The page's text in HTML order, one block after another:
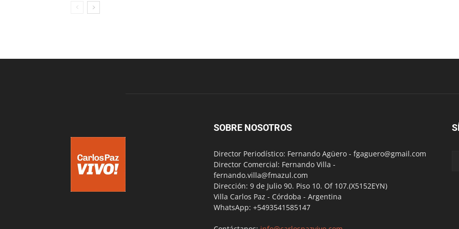
SOBRE NOSOTROS
Director Periodístico: Fernando Agüero - fgaguero@gmail.com
Director Comercial: Fernando Villa -
fernando.villa@fmazul.com
Dirección: 9 de Julio 90. Piso 10. Of 107.(X5152EYN)
Villa Carlos Paz - Córdoba - Argentina
WhatsApp: +5493541585147